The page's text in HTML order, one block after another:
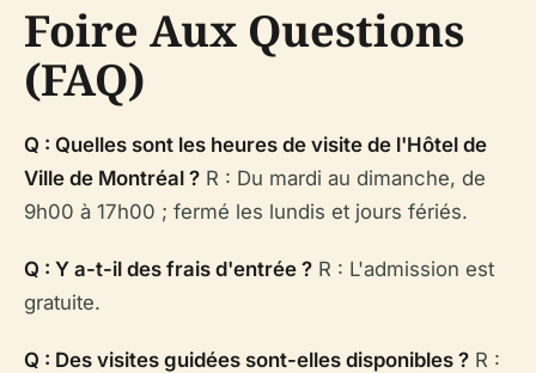
Foire Aux Questions
(FAQ)
Q : Quelles sont les heures de visite de l'Hôtel de
Ville de Montréal ? R : Du mardi au dimanche, de
9h00 à 17h00 ; fermé les lundis et jours fériés.
Q : Y a-t-il des frais d'entrée ? R : L'admission est
gratuite.
Q : Des visites guidées sont-elles disponibles ? R :